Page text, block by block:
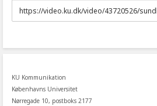
URL
to
KU Kommunikation
Københavns Universitet
Nørregade 10, postboks 2177